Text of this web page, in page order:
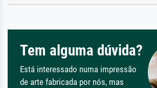
Tem alguma dúvida?
Está interessado numa impressão
de arte fabricada por nós, mas